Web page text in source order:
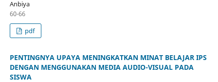
Anbiya
60-66
pdf
PENTINGNYA UPAYA MENINGKATKAN MINAT BELAJAR IPS
DENGAN MENGGUNAKAN MEDIA AUDIO-VISUAL PADA
SISWA